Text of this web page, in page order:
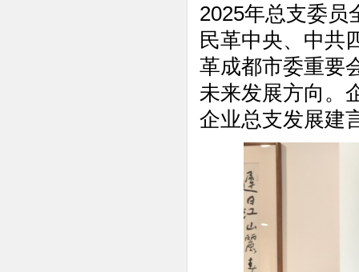
2025年总支委员
民革中央、中共
革成都市委重要
未来发展方向。
企业总支发展建